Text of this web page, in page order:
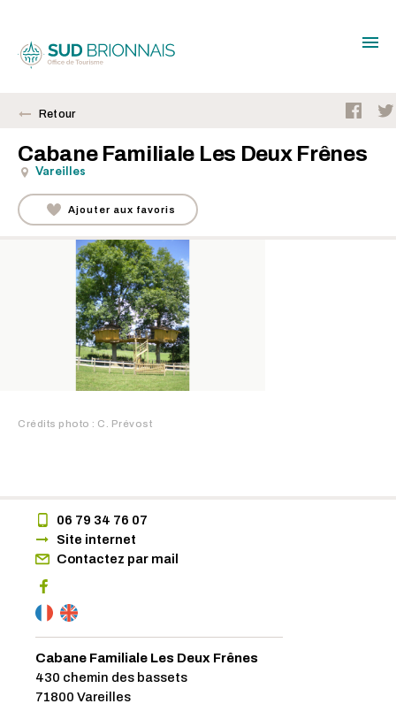
Retour
Cabane Familiale Les Deux Frênes
Vareilles
Ajouter aux favoris
Crédits photo : C. Prévost
06 79 34 76 07
Site internet
Contactez par mail
Cabane Familiale Les Deux Frênes
430 chemin des bassets
71800 Vareilles